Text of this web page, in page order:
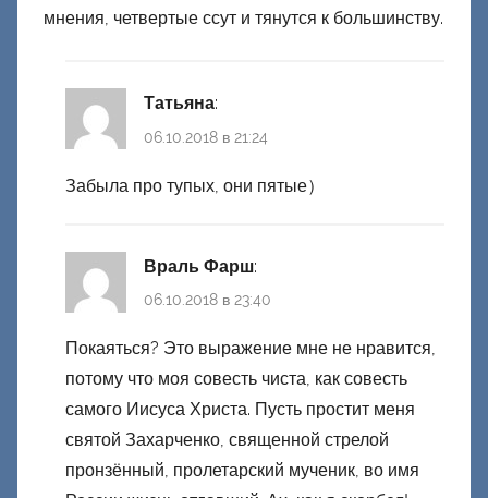
мнения, четвертые ссут и тянутся к большинству.
Татьяна:
06.10.2018 в 21:24
Забыла про тупых, они пятые）
Враль Фарш:
06.10.2018 в 23:40
Покаяться? Это выражение мне не нравится,
потому что моя совесть чиста, как совесть
самого Иисуса Христа. Пусть простит меня
святой Захарченко, священной стрелой
пронзённый, пролетарский мученик, во имя